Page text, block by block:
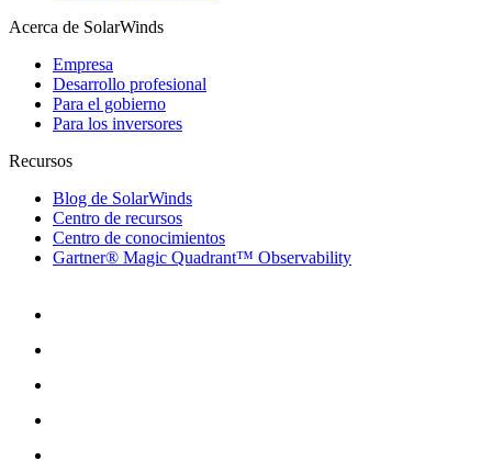
Acerca de SolarWinds
Empresa
Desarrollo profesional
Para el gobierno
Para los inversores
Recursos
Blog de SolarWinds
Centro de recursos
Centro de conocimientos
Gartner® Magic Quadrant™ Observability